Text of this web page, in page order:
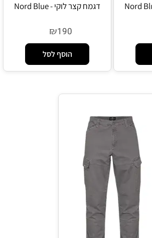
דגמח קצר לוקי - Nord Blue
₪190
הוסף לסל